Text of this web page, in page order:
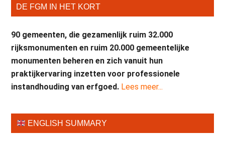
DE FGM IN HET KORT
90 gemeenten, die gezamenlijk ruim 32.000
rijksmonumenten en ruim 20.000 gemeentelijke
monumenten beheren en zich vanuit hun
praktijkervaring inzetten voor professionele
instandhouding van erfgoed. Lees meer...
ENGLISH SUMMARY